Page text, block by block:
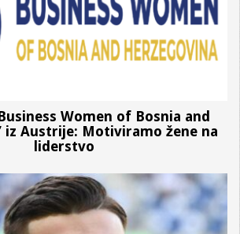
Women of Bosnia and
iz Austrije: Motiviramo žene na
liderstvo